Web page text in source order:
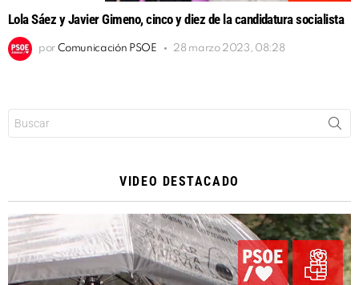
Lola Sáez y Javier Gimeno, cinco y diez de la candidatura socialista
por Comunicación PSOE 28 marzo 2023, 08:28
VIDEO DESTACADO
Reproductor
de
vídeo